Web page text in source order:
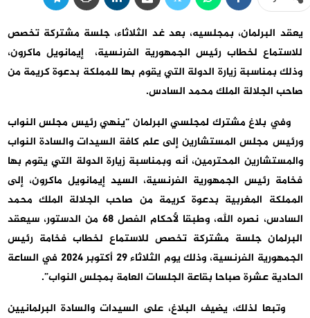
يعقد البرلمان، بمجلسيه، بعد غد الثلاثاء، جلسة مشتركة تخصص
للاستماع لخطاب رئيس الجمهورية الفرنسية، إيمانويل ماكرون،
وذلك بمناسبة زيارة الدولة التي يقوم بها للمملكة بدعوة كريمة من
صاحب الجلالة الملك محمد السادس.
وفي بلاغ مشترك لمجلسي البرلمان “ينهي رئيس مجلس النواب
ورئيس مجلس المستشارين إلى علم كافة السيدات والسادة النواب
والمستشارين المحترمين، أنه وبمناسبة زيارة الدولة التي يقوم بها
فخامة رئيس الجمهورية الفرنسية، السيد إيمانويل ماكرون، إلى
المملكة المغربية بدعوة كريمة من صاحب الجلالة الملك محمد
السادس، نصره الله، وطبقا لأحكام الفصل 68 من الدستور، سيعقد
البرلمان جلسة مشتركة تخصص للاستماع لخطاب فخامة رئيس
الجمهورية الفرنسية، وذلك يوم الثلاثاء 29 أكتوبر 2024 في الساعة
الحادية عشرة صباحا بقاعة الجلسات العامة بمجلس النواب”.
وتبعا لذلك، يضيف البلاغ، على السيدات والسادة البرلمانيين